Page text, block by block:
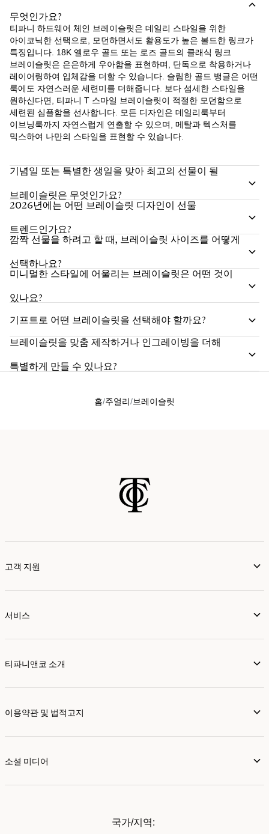
무엇인가요?
티파니 하드웨어 체인 브레이슬릿은 데일리 스타일을 위한
아이코닉한 선택으로, 모던하면서도 활용도가 높은 볼드한 링크가
특징입니다. 18K 옐로우 골드 또는 로즈 골드의 클래식 링크
브레이슬릿은 은은하게 우아함을 표현하며, 단독으로 착용하거나
레이어링하여 입체감을 더할 수 있습니다. 슬림한 골드 뱅글은 어떤
룩에도 자연스러운 세련미를 더해줍니다. 보다 섬세한 스타일을
원하신다면, 티파니 T 스마일 브레이슬릿이 적절한 모던함으로
세련된 심플함을 선사합니다. 모든 디자인은 데일리룩부터
이브닝룩까지 자연스럽게 연출할 수 있으며, 메탈과 텍스처를
믹스하여 나만의 스타일을 표현할 수 있습니다.
기념일 또는 특별한 생일을 맞아 최고의 선물이 될
브레이슬릿은 무엇인가요?
2026년에는 어떤 브레이슬릿 디자인이 선물
트렌드인가요?
깜짝 선물을 하려고 할 때, 브레이슬릿 사이즈를 어떻게
선택하나요?
미니멀한 스타일에 어울리는 브레이슬릿은 어떤 것이
있나요?
기프트로 어떤 브레이슬릿을 선택해야 할까요?
브레이슬릿을 맞춤 제작하거나 인그레이빙을 더해
특별하게 만들 수 있나요?
홈 주얼리 브레이슬릿
고객 지원
서비스
티파니앤코 소개
이용약관 및 법적고지
소셜 미디어
국가/지역: